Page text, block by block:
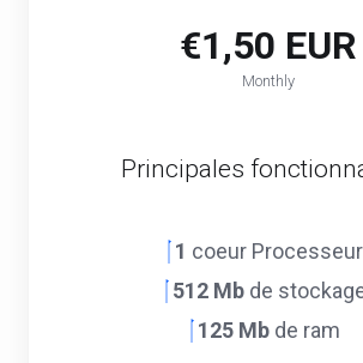
€1,50 EUR
Monthly
Principales
1 coeur Processeur
512 Mbde
125 Mb de ram